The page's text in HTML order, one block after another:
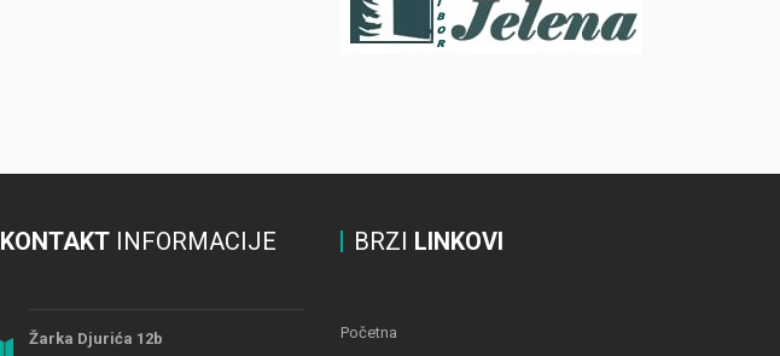
KONTAKT INFORMACIJE
Žarka Djurića 12b
BRZI LINKOVI
Početna